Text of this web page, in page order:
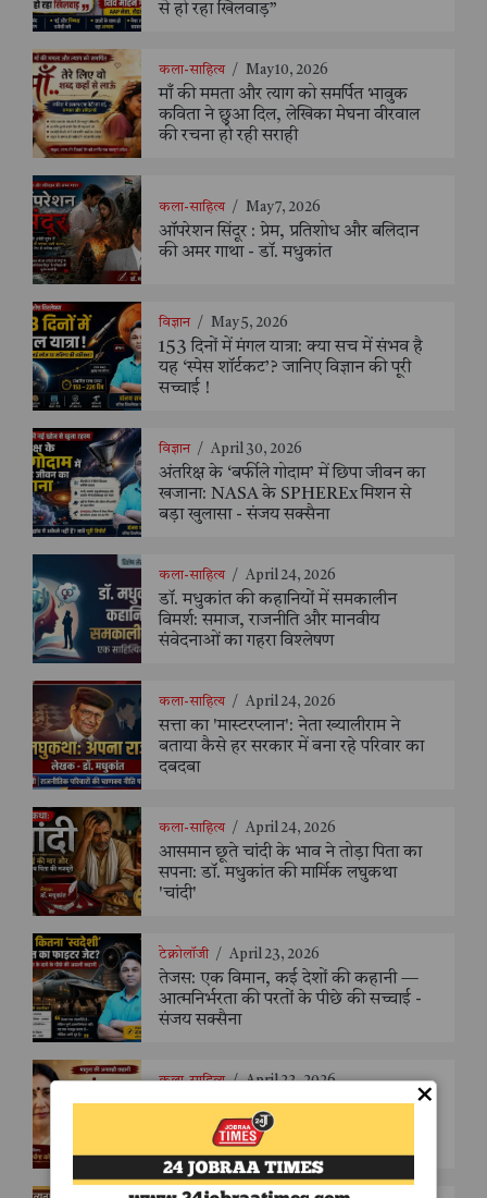
से हो रहा खिलवाड़”
कला-साहित्य / May 10, 2026
माँ की ममता और त्याग को समर्पित भावुक
कविता ने छुआ दिल, लेखिका मेघना वीरवाल
की रचना हो रही सराही
कला-साहित्य / May 7, 2026
ऑपरेशन सिंदूर : प्रेम, प्रतिशोध और बलिदान
की अमर गाथा - डॉ. मधुकांत
विज्ञान / May 5, 2026
153 दिनों में मंगल यात्रा: क्या सच में संभव है
यह ‘स्पेस शॉर्टकट’? जानिए विज्ञान की पूरी
सच्चाई !
विज्ञान / April 30, 2026
अंतरिक्ष के ‘बर्फीले गोदाम’ में छिपा जीवन का
खजाना: NASA के SPHEREx मिशन से
बड़ा खुलासा - संजय सक्सैना
कला-साहित्य / April 24, 2026
डॉ. मधुकांत की कहानियों में समकालीन
विमर्श: समाज, राजनीति और मानवीय
संवेदनाओं का गहरा विश्लेषण
कला-साहित्य / April 24, 2026
सत्ता का 'मास्टरप्लान': नेता ख्यालीराम ने
बताया कैसे हर सरकार में बना रहे परिवार का
दबदबा
कला-साहित्य / April 24, 2026
आसमान छूते चांदी के भाव ने तोड़ा पिता का
सपना: डॉ. मधुकांत की मार्मिक लघुकथा
'चांदी'
टेक्नोलॉजी / April 23, 2026
तेजस: एक विमान, कई देशों की कहानी —
आत्मनिर्भरता की परतों के पीछे की सच्चाई -
संजय सक्सैना
कला-साहित्य / April 23, 2026
“माँ – रूह से रूह तक” : मातृत्व की आत्मिक
गहराई को उजागर करती अर्चना कोचर की
भावपूर्ण रचना
×